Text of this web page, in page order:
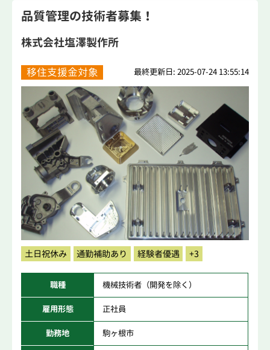
品質管理の技術者募集！
株式会社塩澤製作所
移住支援金対象 最終更新日: 2025-07-24 13:55:14
土日祝休み 通勤補助あり 経験者優遇 +3
職種 機械技術者（開発を除く）
雇用形態 正社員
勤務地 駒ヶ根市